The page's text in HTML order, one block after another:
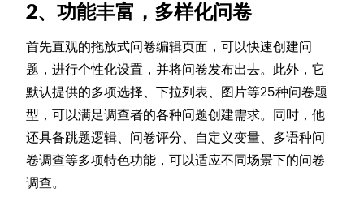
2、功能丰富，多样化问卷
首先直观的拖放式问卷编辑页面，可以快速创建问
题，进行个性化设置，并将问卷发布出去。此外，它
默认提供的多项选择、下拉列表、图片等25种问卷题
型，可以满足调查者的各种问题创建需求。同时，他
还具备跳题逻辑、问卷评分、自定义变量、多语种问
卷调查等多项特色功能，可以适应不同场景下的问卷
调查。